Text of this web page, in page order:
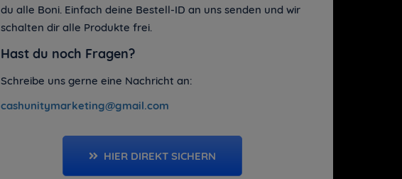
du alle Boni. Einfach deine Bestell-ID an uns senden und wir
schalten dir alle Produkte frei.
Hast du noch Fragen?
Schreibe uns gerne eine Nachricht an:
cashunitymarketing@gmail.com
HIER DIREKT SICHERN